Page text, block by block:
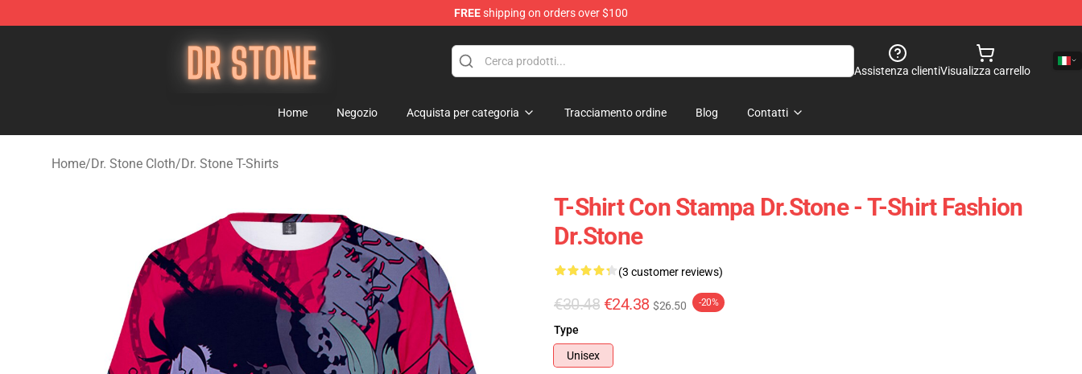
FREEshipping on orders over $100
Dr Stone Store - Official Dr Stone Merchandise Shop
Assistenza clientiVisualizza carrello
Home Negozio Acquista per categoria Tracciamento ordine Blog Contatti
Home/Dr. Stone Cloth/Dr. Stone T-Shirts
T-Shirt Con Stampa Dr.Stone - T-Shirt Fashion
Dr.Stone
(3 customer reviews)
€30.48 €24.38 $26.50 -20%
Type
Unisex